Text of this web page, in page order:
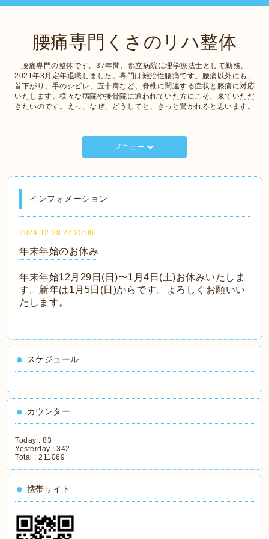
腰痛専門くさのリハ整体
腰痛専門の整体です。37年間、都立病院に理学療法士として勤務、
2021年3月定年退職しました。専門は難治性腰痛です。腰痛以外にも、
首下がり、手のシビレ、五十肩など、脊椎に関連する症状と膝痛に対応
いたします。様々な病院や接骨院に通われていた方にこそ、来ていただ
きたいのです。えっ、なぜ、どうしてと、きっと驚かれると思います。
メニュー
インフォメーション
2024-12-28 22:25:00
年末年始のお休み
年末年始12月29日(日)〜1月4日(土)お休みいたしま
す。新年は1月5日(日)からです。よろしくお願いい
たします。
スケジュール
カウンター
Today :83
Yesterday :342
Total :211069
携帯サイト